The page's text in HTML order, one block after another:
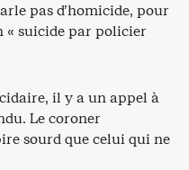
pas d’homicide, pour
suicide par policier
il y a un appel à
Le coroner
sourd que celui qui ne